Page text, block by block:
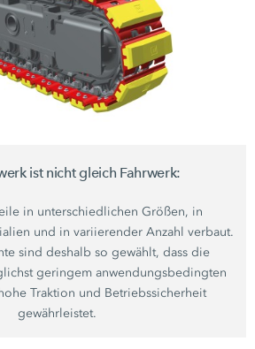
ist nicht gleich Fahrwerk:
in unterschiedlichen Größen, in
und in variierender Anzahl verbaut.
sind deshalb so gewählt, dass die
geringem anwendungsbedingten
Traktion und Betriebssicherheit
gewährleistet.